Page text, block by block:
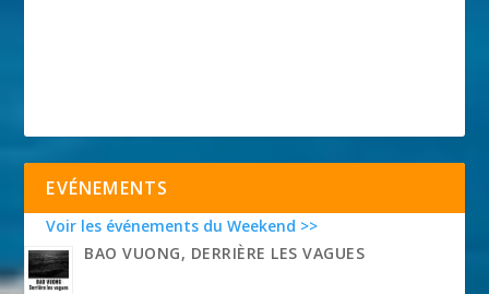
EVÉNEMENTS
Voir les événements du Weekend >>
BAO VUONG, DERRIÈRE LES VAGUES